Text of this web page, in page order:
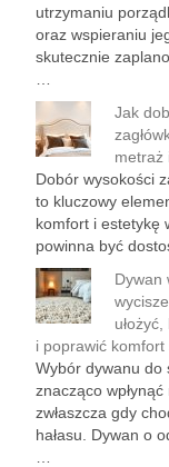
utrzymaniu
oraz wspieraniu
skutecznie
Jak
metraż
Dobór wysokości
to kluczowy
komfort i estetykę
powinna być
Dywan
i poprawić komfort
Wybór dywanu do
znacząco wpłynąć
zwłaszcza gdy
hałasu. Dywan o